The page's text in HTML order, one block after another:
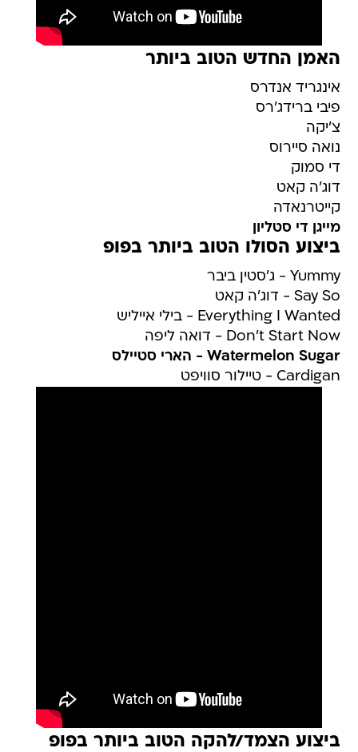
האמן החדש הטוב ביותר
אינגריד אנדרס
פיבי ברידג'רס
צ'יקה
נואה סיירוס
די סמוק
דוג'ה קאט
קייטרנאדה
מייגן די סטליון
ביצוע הסולו הטוב ביותר בפופ
Yummy - ג'סטין ביבר
Say So - דוג'ה קאט
Everything I Wanted - בילי אייליש
Don't Start Now - דואה ליפה
Watermelon Sugar - הארי סטיילס
Cardigan - טיילור סוויפט
ביצוע הצמד/להקה הטוב ביותר בפופ